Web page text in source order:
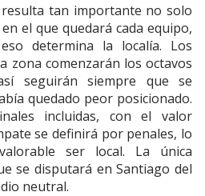
tan importante no solo
el que quedará cada equipo,
determina la localía. Los
zona comenzarán los octavos
seguirán siempre que se
quedado peor posicionado.
incluidas, con el valor
se definirá por penales, lo
ser local. La única
se disputará en Santiago del
neutral.